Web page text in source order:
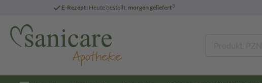
E-Rezept: Heute bestellt, morgen geliefert3